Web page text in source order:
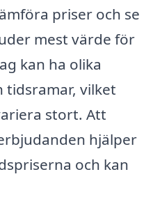
priser och se
mest värde för
kan ha olika
tidsramar, vilket
stort. Att
hjälper
och kan